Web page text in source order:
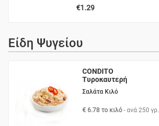
€1.29
Είδη Ψυγείου
CONDITO
Τυροκαυτερή
Σαλάτα Κιλό
€ 6.78 το κιλό - ανά250 γρ.